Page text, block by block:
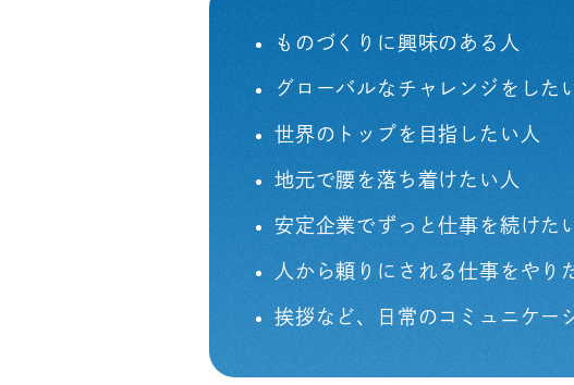
ものづくりに興味のある人
グローバルなチャレンジをした
世界のトップを目指したい人
地元で腰を落ち着けたい人
安定企業でずっと仕事を続けた
人から頼りにされる仕事をやり
挨拶など、日常のコミュニケー